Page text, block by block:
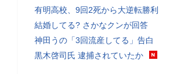
有明高校、9回2死から大逆転勝利
結婚してる? さかなクンが回答
神田うの「3回流産してる」告白
黒木啓司氏 逮捕されていたか